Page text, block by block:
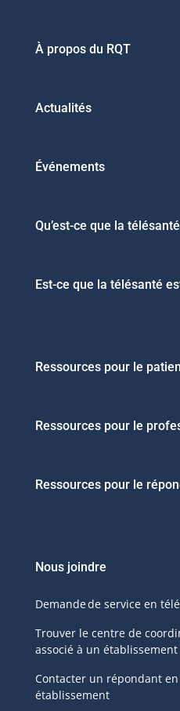
À propos du RQT
Actualités
Événements
Qu’est-ce que la
Est-ce que la télésanté
Ressources pour le
Ressources pour le
Ressources pour le
Nous joindre
Demande de service en
Trouver le centre de
associé à un établissement
Contacter un répondant en
établissement